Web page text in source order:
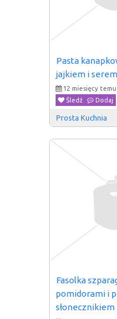
Pasta
jajkiem i serem
12 miesięcy temu
Śledź
Dodaj
Prosta Kuchnia
Fasolka
pomidorami i
słonecznikiem